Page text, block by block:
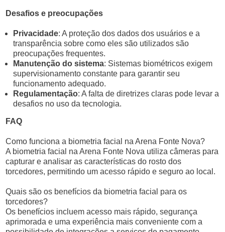
Desafios e preocupações
Privacidade: A proteção dos dados dos usuários e a
transparência sobre como eles são utilizados são
preocupações frequentes.
Manutenção do sistema: Sistemas biométricos exigem
supervisionamento constante para garantir seu
funcionamento adequado.
Regulamentação: A falta de diretrizes claras pode levar a
desafios no uso da tecnologia.
FAQ
Como funciona a biometria facial na Arena Fonte Nova?
A biometria facial na Arena Fonte Nova utiliza câmeras para
capturar e analisar as características do rosto dos
torcedores, permitindo um acesso rápido e seguro ao local.
Quais são os benefícios da biometria facial para os
torcedores?
Os benefícios incluem acesso mais rápido, segurança
aprimorada e uma experiência mais conveniente com a